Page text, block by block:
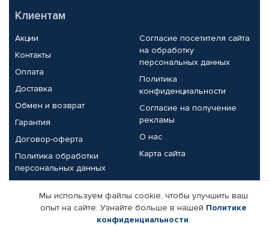
Клиентам
Акции
Контакты
Оплата
Доставка
Обмен и возврат
Гарантия
Договор-оферта
Политика обработки
персональных данных
Согласие посетителя сайта
на обработку
персональных данных
Политика
конфиденциальности
Согласие на получение
рекламы
О нас
Карта сайта
Партнерам
Корпоративным клиентам
Реквизиты компании
Мы используем файлы cookie, чтобы улучшить ваш
опыт на сайте. Узнайте больше в нашей Политике
конфиденциальности.